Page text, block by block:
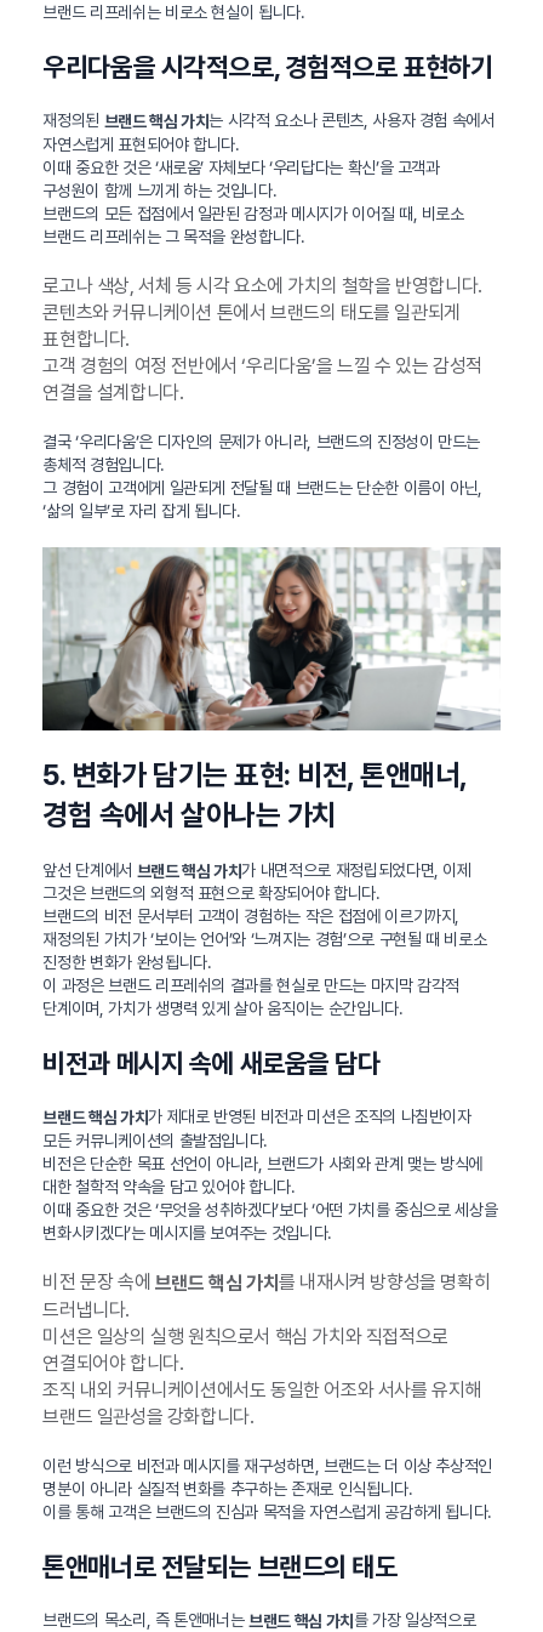
브랜드 리프레쉬는 비로소 현실이 됩니다.
우리다움을 시각적으로, 경험적으로 표현하기
재정의된 브랜드 핵심 가치는 시각적 요소나 콘텐츠, 사용자 경험 속에서
자연스럽게 표현되어야 합니다.
이때 중요한 것은 ‘새로움’ 자체보다 ‘우리답다는 확신’을 고객과
구성원이 함께 느끼게 하는 것입니다.
브랜드의 모든 접점에서 일관된 감정과 메시지가 이어질 때, 비로소
브랜드 리프레쉬는 그 목적을 완성합니다.
로고나 색상, 서체 등 시각 요소에 가치의 철학을 반영합니다.
콘텐츠와 커뮤니케이션 톤에서 브랜드의 태도를 일관되게
표현합니다.
고객 경험의 여정 전반에서 ‘우리다움’을 느낄 수 있는 감성적
연결을 설계합니다.
결국 ‘우리다움’은 디자인의 문제가 아니라, 브랜드의 진정성이 만드는
총체적 경험입니다.
그 경험이 고객에게 일관되게 전달될 때 브랜드는 단순한 이름이 아닌,
‘삶의 일부’로 자리 잡게 됩니다.
5. 변화가 담기는 표현: 비전, 톤앤매너,
경험 속에서 살아나는 가치
앞선 단계에서 브랜드 핵심 가치가 내면적으로 재정립되었다면, 이제
그것은 브랜드의 외형적 표현으로 확장되어야 합니다.
브랜드의 비전 문서부터 고객이 경험하는 작은 접점에 이르기까지,
재정의된 가치가 ‘보이는 언어’와 ‘느껴지는 경험’으로 구현될 때 비로소
진정한 변화가 완성됩니다.
이 과정은 브랜드 리프레쉬의 결과를 현실로 만드는 마지막 감각적
단계이며, 가치가 생명력 있게 살아 움직이는 순간입니다.
비전과 메시지 속에 새로움을 담다
브랜드 핵심 가치가 제대로 반영된 비전과 미션은 조직의 나침반이자
모든 커뮤니케이션의 출발점입니다.
비전은 단순한 목표 선언이 아니라, 브랜드가 사회와 관계 맺는 방식에
대한 철학적 약속을 담고 있어야 합니다.
이때 중요한 것은 ‘무엇을 성취하겠다’보다 ‘어떤 가치를 중심으로 세상을
변화시키겠다’는 메시지를 보여주는 것입니다.
비전 문장 속에 브랜드 핵심 가치를 내재시켜 방향성을 명확히
드러냅니다.
미션은 일상의 실행 원칙으로서 핵심 가치와 직접적으로
연결되어야 합니다.
조직 내외 커뮤니케이션에서도 동일한 어조와 서사를 유지해
브랜드 일관성을 강화합니다.
이런 방식으로 비전과 메시지를 재구성하면, 브랜드는 더 이상 추상적인
명분이 아니라 실질적 변화를 추구하는 존재로 인식됩니다.
이를 통해 고객은 브랜드의 진심과 목적을 자연스럽게 공감하게 됩니다.
톤앤매너로 전달되는 브랜드의 태도
브랜드의 목소리, 즉 톤앤매너는브랜드 핵심 가치 를 가장 일상적으로